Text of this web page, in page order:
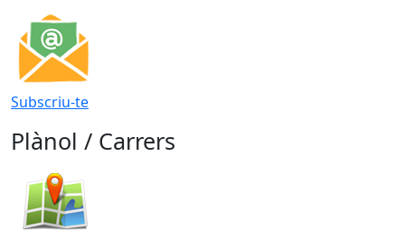
Subscriu-te
Plànol / Carrers